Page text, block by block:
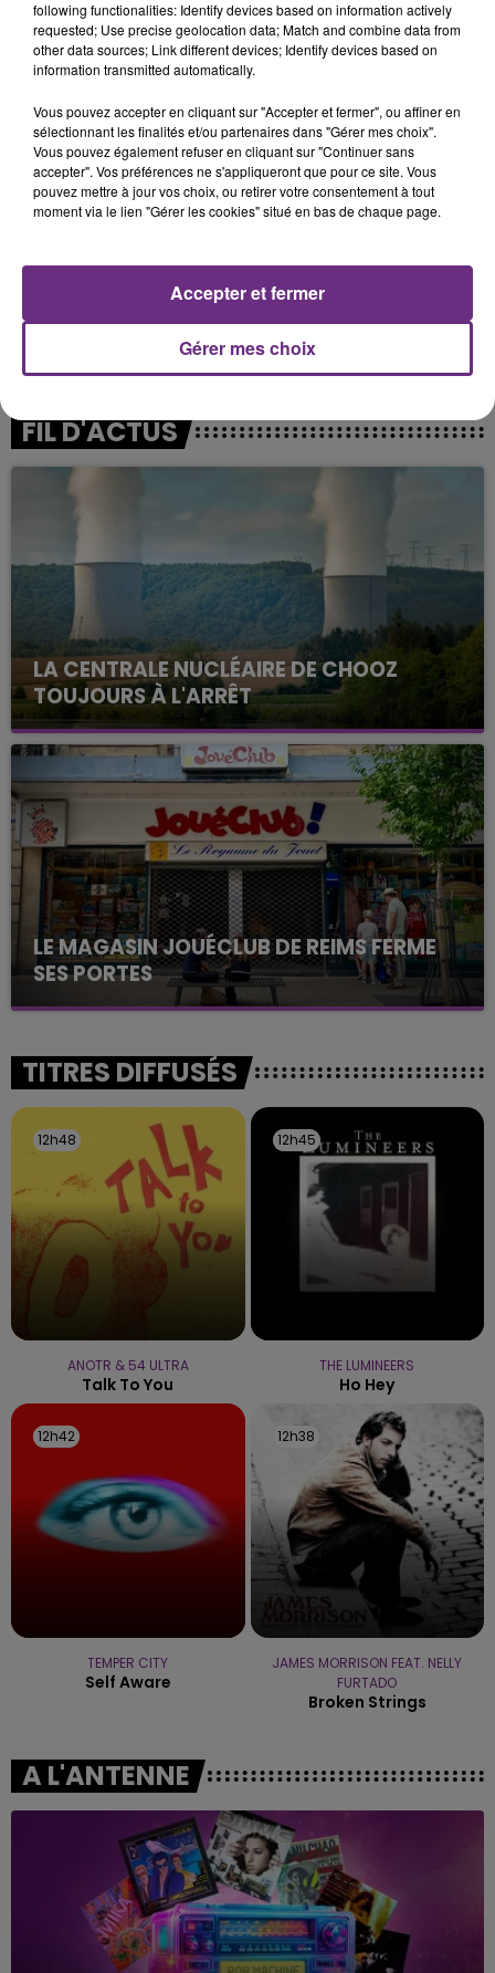
Les travaux ne sont pas tout à fait terminés.
Trois salles seront livrées dans les prochaines
semaines.
FIL D'ACTUS
LA CENTRALE NUCLÉAIRE DE CHOOZ
TOUJOURS À L'ARRÊT
Cela fait déjà une semaine que la centrale
nucléaire ardennaise est à l'arrêt. Une situation
justifiée par la sécheresse intense qui est toujours
présente.
LE MAGASIN JOUÉCLUB DE REIMS FERME
SES PORTES
C'était l'une des institutions du centre-ville
fermer ses portes.
TITRES DIFFUSÉS
12h48
12h48
ANOTR & 54 ULTRA
Talk To You
12h45
12h45
THE LUMINEERS
Ho Hey
12h42
12h42
TEMPER CITY
Self Aware
12h38
12h38
JAMES MORRISON FEAT. NELLY
FURTADO
Broken Strings
A L'ANTENNE
following functionalities: Identify devices based on information actively
requested; Use precise geolocation data; Match and combine data from
other data sources; Link different devices; Identify devices based on
information transmitted automatically.
Vous pouvez accepter en cliquant sur "Accepter et fermer", ou affiner en
sélectionnant les finalités et/ou partenaires dans "Gérer mes choix".
Vous pouvez également refuser en cliquant sur "Continuer sans
accepter". Vos préférences ne s'appliqueront que pour ce site. Vous
pouvez mettre à jour vos choix, ou retirer votre consentement à tout
moment via le lien "Gérer les cookies" situé en bas de chaque page.
Gérer mes choix
Accepter et fermer